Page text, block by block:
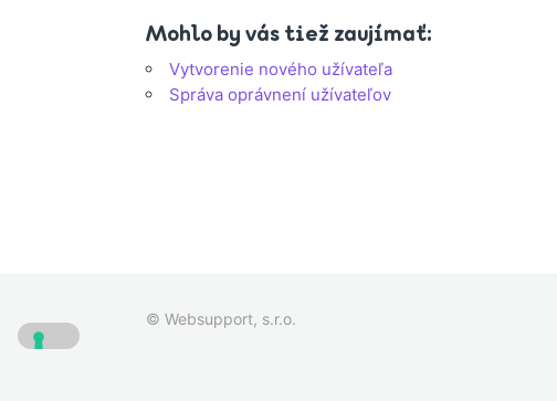
Mohlo by vás tiež zaujímať:
Vytvorenie nového užívateľa
Správa oprávnení užívateľov
© Websupport, s.r.o.